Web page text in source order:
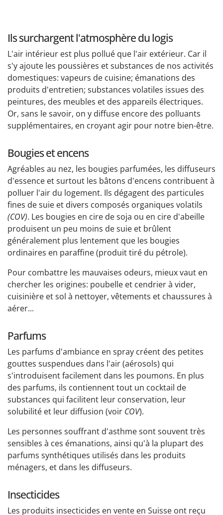
Ils surchargent l'atmosphère du logis
L'air intérieur est plus pollué que l'air extérieur. Car il
s'y ajoute les poussières et substances de nos activités
domestiques: vapeurs de cuisine; émanations des
produits d'entretien; substances volatiles issues des
peintures, des meubles et des appareils électriques.
Or, sans le savoir, on y diffuse encore des polluants
supplémentaires, en croyant agir pour notre bien-être.
Bougies et encens
Agréables au nez, les bougies parfumées, les diffuseurs
d'essence et surtout les bâtons d'encens contribuent à
polluer l'air du logement. Ils dégagent des particules
fines de suie et divers composés organiques volatils
(COV). Les bougies en cire de soja ou en cire d'abeille
produisent un peu moins de suie et brûlent
généralement plus lentement que les bougies
ordinaires en paraffine (produit tiré du pétrole).
Pour combattre les mauvaises odeurs, mieux vaut en
chercher les origines: poubelle et cendrier à vider,
cuisinière et sol à nettoyer, vêtements et chaussures à
aérer...
Parfums
Les parfums d'ambiance en spray créent des petites
gouttes suspendues dans l'air (aérosols) qui
s'introduisent facilement dans les poumons. En plus
des parfums, ils contiennent tout un cocktail de
substances qui facilitent leur conservation, leur
solubilité et leur diffusion (voir COV).
Les personnes souffrant d'asthme sont souvent très
sensibles à ces émanations, ainsi qu'à la plupart des
parfums synthétiques utilisés dans les produits
ménagers, et dans les diffuseurs.
Insecticides
Les produits insecticides en vente en Suisse ont reçu